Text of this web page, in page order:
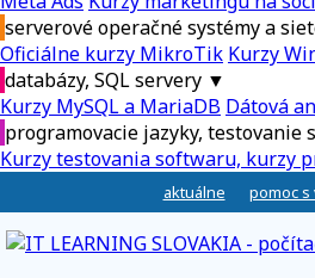
serverové operačné systémy a
Oficiálne kurzy MikroTik Kurzy
databázy, SQL servery ▼
Kurzy MySQL a MariaDB Dátová
programovacie jazyky, testovanie
Kurzy testovania softwaru, kurzy
aktuálne pomoc